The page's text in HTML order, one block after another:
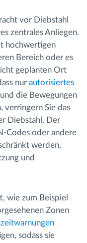
vor Diebstahl
zentrales Anliegen.
hochwertigen
Bereich oder es
geplanten Ort
nur autorisiertes
die Bewegungen
verringern Sie das
Diebstahl. Der
Codes oder andere
werden,
und
wie zum Beispiel
Zonen
sodass sie